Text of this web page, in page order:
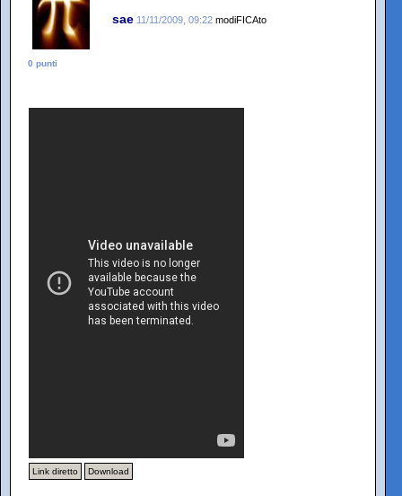
sae 11/11/2009, 09:22 modiFICAto
0 punti
Link diretto Download